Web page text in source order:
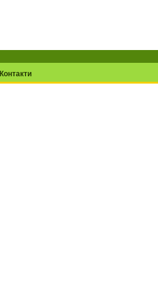
Контакти